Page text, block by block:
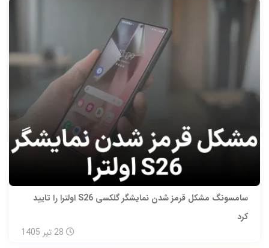
سامسونگ مشکل قرمز شدن نمایشگر گلکسی S26 اولترا را تایید
کرد
28 تیر 1405